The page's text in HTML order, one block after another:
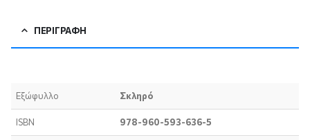
ΠΕΡΙΓΡΑΦΉ
Εξώφυλλο Σκληρό
ISBN 978-960-593-636-5